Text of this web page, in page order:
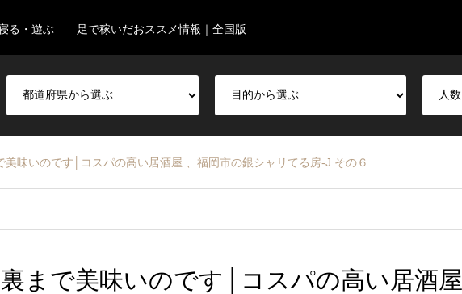
る・遊ぶ 足で稼いだおススメ情報｜全国版
美味いのです│コスパの高い居酒屋 、福岡市の銀シャリてる房-J その６
まで美味いのです│コスパの高い居酒屋